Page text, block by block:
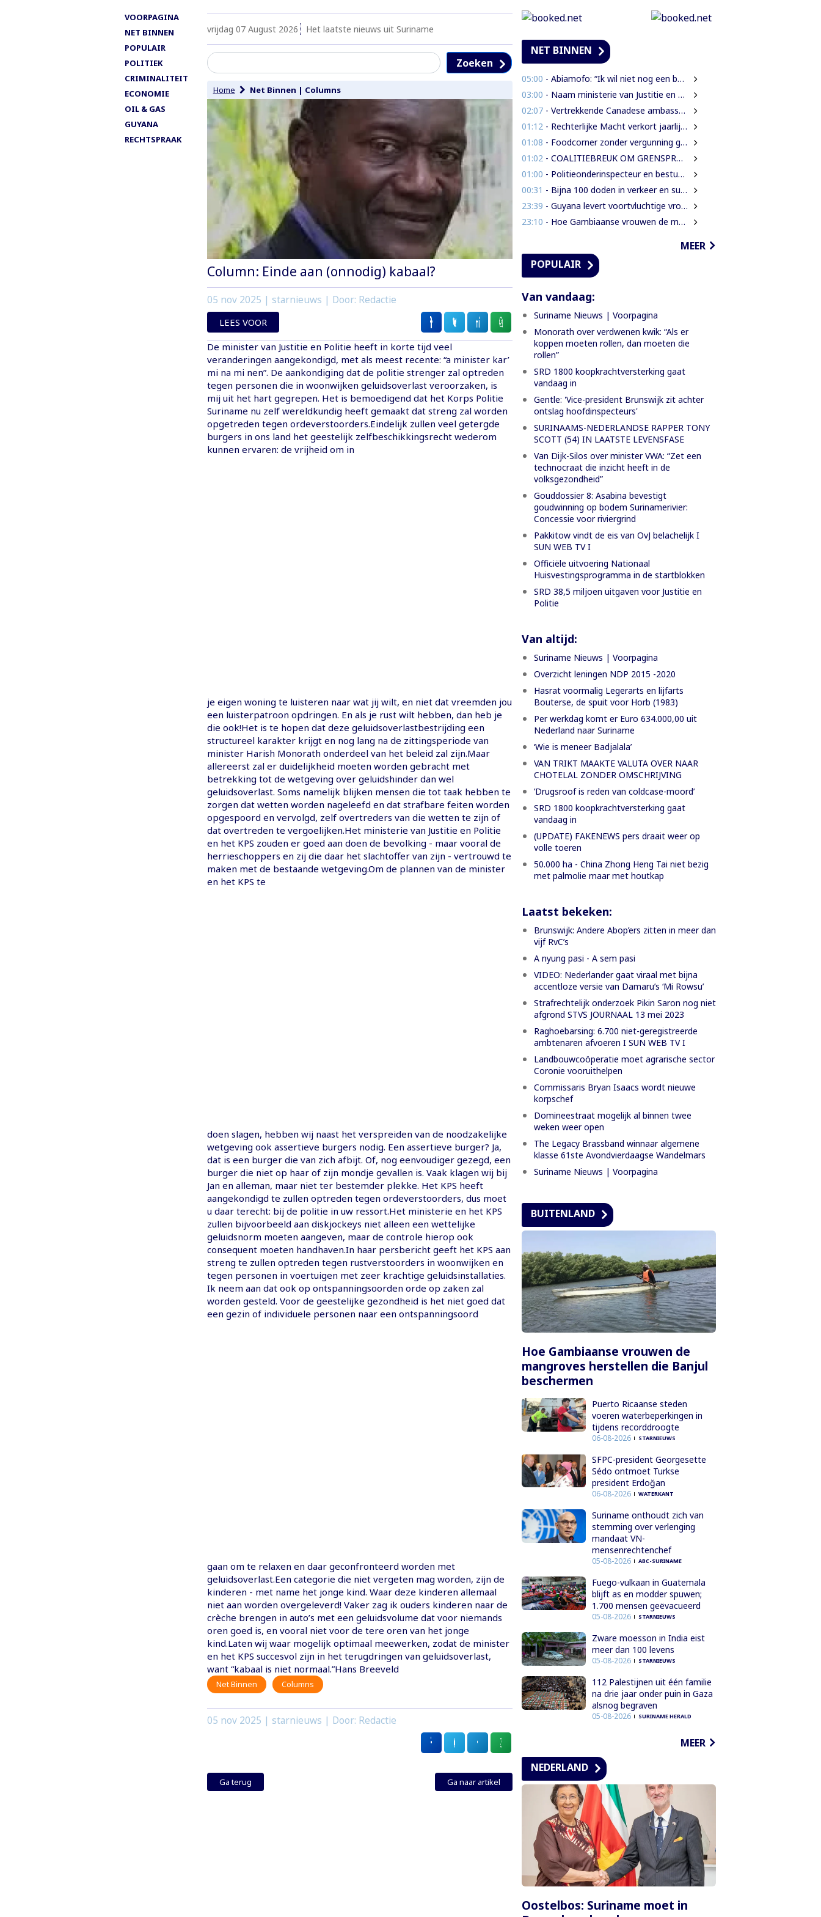
VOORPAGINA
NET BINNEN
POPULAIR
POLITIEK
CRIMINALITEIT
ECONOMIE
OIL & GAS
GUYANA
RECHTSPRAAK
vrijdag 07 August 2026 Het laatste nieuws uit Suriname
Zoeken
Home Net Binnen | Columns
Column: Einde aan (onnodig) kabaal?
05 nov 2025 | starnieuws | Door: Redactie
LEES VOOR
De minister van Justitie en Politie heeft in korte tijd veel
veranderingen aangekondigd, met als meest recente: “a minister kar’
mi na mi nen”. De aankondiging dat de politie strenger zal optreden
tegen personen die in woonwijken geluidsoverlast veroorzaken, is
mij uit het hart gegrepen. Het is bemoedigend dat het Korps Politie
Suriname nu zelf wereldkundig heeft gemaakt dat streng zal worden
opgetreden tegen ordeverstoorders.Eindelijk zullen veel getergde
burgers in ons land het geestelijk zelfbeschikkingsrecht wederom
kunnen ervaren: de vrijheid om in
je eigen woning te luisteren naar wat jij wilt, en niet dat vreemden jou
een luisterpatroon opdringen. En als je rust wilt hebben, dan heb je
die ook!Het is te hopen dat deze geluidsoverlastbestrijding een
structureel karakter krijgt en nog lang na de zittingsperiode van
minister Harish Monorath onderdeel van het beleid zal zijn.Maar
allereerst zal er duidelijkheid moeten worden gebracht met
betrekking tot de wetgeving over geluidshinder dan wel
geluidsoverlast. Soms namelijk blijken mensen die tot taak hebben te
zorgen dat wetten worden nageleefd en dat strafbare feiten worden
opgespoord en vervolgd, zelf overtreders van die wetten te zijn of
dat overtreden te vergoelijken.Het ministerie van Justitie en Politie
en het KPS zouden er goed aan doen de bevolking - maar vooral de
herrieschoppers en zij die daar het slachtoffer van zijn - vertrouwd te
maken met de bestaande wetgeving.Om de plannen van de minister
en het KPS te
doen slagen, hebben wij naast het verspreiden van de noodzakelijke
wetgeving ook assertieve burgers nodig. Een assertieve burger? Ja,
dat is een burger die van zich afbijt. Of, nog eenvoudiger gezegd, een
burger die niet op haar of zijn mondje gevallen is. Vaak klagen wij bij
Jan en alleman, maar niet ter bestemder plekke. Het KPS heeft
aangekondigd te zullen optreden tegen ordeverstoorders, dus moet
u daar terecht: bij de politie in uw ressort.Het ministerie en het KPS
zullen bijvoorbeeld aan diskjockeys niet alleen een wettelijke
geluidsnorm moeten aangeven, maar de controle hierop ook
consequent moeten handhaven.In haar persbericht geeft het KPS aan
streng te zullen optreden tegen rustverstoorders in woonwijken en
tegen personen in voertuigen met zeer krachtige geluidsinstallaties.
Ik neem aan dat ook op ontspanningsoorden orde op zaken zal
worden gesteld. Voor de geestelijke gezondheid is het niet goed dat
een gezin of individuele personen naar een ontspanningsoord
gaan om te relaxen en daar geconfronteerd worden met
geluidsoverlast.Een categorie die niet vergeten mag worden, zijn de
kinderen - met name het jonge kind. Waar deze kinderen allemaal
niet aan worden overgeleverd! Vaker zag ik ouders kinderen naar de
crèche brengen in auto’s met een geluidsvolume dat voor niemands
oren goed is, en vooral niet voor de tere oren van het jonge
kind.Laten wij waar mogelijk optimaal meewerken, zodat de minister
en het KPS succesvol zijn in het terugdringen van geluidsoverlast,
want “kabaal is niet normaal.”Hans Breeveld
Net Binnen Columns
05 nov 2025 | starnieuws | Door: Redactie
Ga terug Ga naar artikel
NET BINNEN
05:00 - Abiamofo: “Ik wil niet nog een bodybag sturen naar dat gebied”
03:00 - Naam ministerie van Justitie en Politie verandert naar Justitie en Veiligheid
02:07- Vertrekkende Canadese ambassadeur wil grotere rol voor Canada in Suriname
01:12 - Rechterlijke Macht verkort jaarlijkse zittingsvrije periode naar één maand
01:08 - Foodcorner zonder vergunning gesloten tijdens derde dag integrale controles
01:02 - COALITIEBREUK OM GRENSPROTOCOL ONWAARSCHIJNLIJK
01:00 - Politieonderinspecteur en bestuurder gewond nadat auto over de kop slaat
00:31 - Bijna 100 doden in verkeer en suïcide voor 2026 is veel te veel’, zegt Lau
23:39 - Guyana levert voortvluchtige vrouwelijke verdachte in mensenhandel uit aan Suriname
23:10 - Hoe Gambiaanse vrouwen de mangroves herstellen die Banjul beschermen
MEER
POPULAIR
Van vandaag:
Suriname Nieuws | Voorpagina
Monorath over verdwenen kwik: “Als er
koppen moeten rollen, dan moeten die
rollen”
SRD 1800 koopkrachtversterking gaat
vandaag in
Gentle: 'Vice-president Brunswijk zit achter
ontslag hoofdinspecteurs'
SURINAAMS-NEDERLANDSE RAPPER TONY
SCOTT (54) IN LAATSTE LEVENSFASE
Van Dijk-Silos over minister VWA: “Zet een
technocraat die inzicht heeft in de
volksgezondheid”
Gouddossier 8: Asabina bevestigt
goudwinning op bodem Surinamerivier:
Concessie voor riviergrind
Pakkitow vindt de eis van OvJ belachelijk I
SUN WEB TV I
Officiële uitvoering Nationaal
Huisvestingsprogramma in de startblokken
SRD 38,5 miljoen uitgaven voor Justitie en
Politie
Van altijd:
Suriname Nieuws | Voorpagina
Overzicht leningen NDP 2015 -2020
Hasrat voormalig Legerarts en lijfarts
Bouterse, de spuit voor Horb (1983)
Per werkdag komt er Euro 634.000,00 uit
Nederland naar Suriname
‘Wie is meneer Badjalala’
VAN TRIKT MAAKTE VALUTA OVER NAAR
CHOTELAL ZONDER OMSCHRIJVING
’Drugsroof is reden van coldcase-moord’
SRD 1800 koopkrachtversterking gaat
vandaag in
(UPDATE) FAKENEWS pers draait weer op
volle toeren
50.000 ha - China Zhong Heng Tai niet bezig
met palmolie maar met houtkap
Laatst bekeken:
Brunswijk: Andere Abop’ers zitten in meer dan
vijf RvC’s
A nyung pasi - A sem pasi
VIDEO: Nederlander gaat viraal met bijna
accentloze versie van Damaru’s ‘Mi Rowsu’
Strafrechtelijk onderzoek Pikin Saron nog niet
afgrond STVS JOURNAAL 13 mei 2023
Raghoebarsing: 6.700 niet-geregistreerde
ambtenaren afvoeren I SUN WEB TV I
Landbouwcoöperatie moet agrarische sector
Coronie vooruithelpen
Commissaris Bryan Isaacs wordt nieuwe
korpschef
Domineestraat mogelijk al binnen twee
weken weer open
The Legacy Brassband winnaar algemene
klasse 61ste Avondvierdaagse Wandelmars
Suriname Nieuws | Voorpagina
BUITENLAND
Hoe Gambiaanse vrouwen de
mangroves herstellen die Banjul
beschermen
Puerto Ricaanse steden
voeren waterbeperkingen in
tijdens recorddroogte
06-08-2026 STARNIEUWS
SFPC-president Georgesette
Sédo ontmoet Turkse
president Erdoğan
06-08-2026 WATERKANT
Suriname onthoudt zich van
stemming over verlenging
mandaat VN-
mensenrechtenchef
05-08-2026 ABC-SURINAME
Fuego-vulkaan in Guatemala
blijft as en modder spuwen;
1.700 mensen geëvacueerd
05-08-2026 STARNIEUWS
Zware moesson in India eist
meer dan 100 levens
05-08-2026 STARNIEUWS
112 Palestijnen uit één familie
na drie jaar onder puin in Gaza
alsnog begraven
05-08-2026 SURINAME HERALD
MEER
NEDERLAND
Oostelbos: Suriname moet in